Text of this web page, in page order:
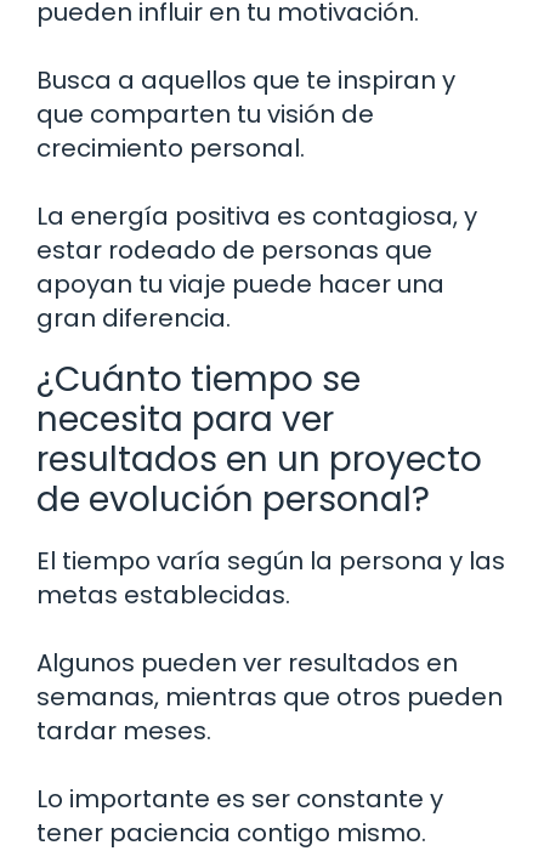
pueden influir en tu motivación.
Busca a aquellos que te inspiran y
que comparten tu visión de
crecimiento personal.
La energía positiva es contagiosa, y
estar rodeado de personas que
apoyan tu viaje puede hacer una
gran diferencia.
¿Cuánto tiempo se
necesita para ver
resultados en un proyecto
de evolución personal?
El tiempo varía según la persona y las
metas establecidas.
Algunos pueden ver resultados en
semanas, mientras que otros pueden
tardar meses.
Lo importante es ser constante y
tener paciencia contigo mismo.